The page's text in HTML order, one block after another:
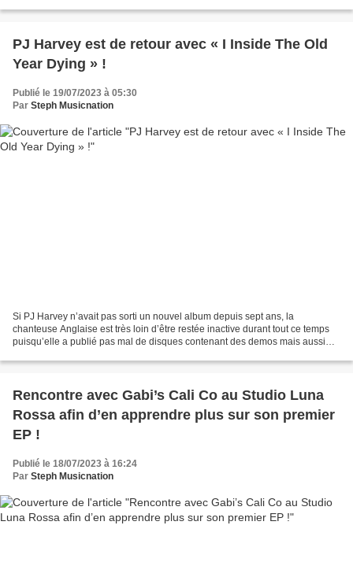
PJ Harvey est de retour avec « I Inside The Old
Year Dying » !
Publié le 19/07/2023 à 05:30
Par Steph Musicnation
Si PJ Harvey n’avait pas sorti un nouvel album depuis sept ans, la
chanteuse Anglaise est très loin d’être restée inactive durant tout ce temps
puisqu’elle a publié pas mal de disques contenant des demos mais aussi
Rencontre avec Gabi’s Cali Co au Studio Luna
Rossa afin d’en apprendre plus sur son premier
EP !
Publié le 18/07/2023 à 16:24
Par Steph Musicnation